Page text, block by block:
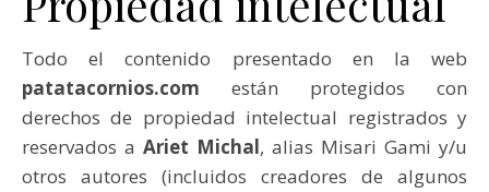
Todo el contenido presentado en la web
patatacornios.com están protegidos con
derechos de propiedad intelectual registrados y
reservados a Ariet Michal, alias Misari Gami y/u
otros autores (incluidos creadores de algunos